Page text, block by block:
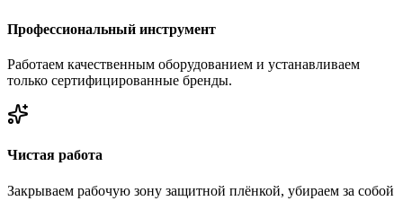
Профессиональный инструмент
Работаем качественным оборудованием и устанавливаем
только сертифицированные бренды.
Чистая работа
Закрываем рабочую зону защитной плёнкой, убираем за собой